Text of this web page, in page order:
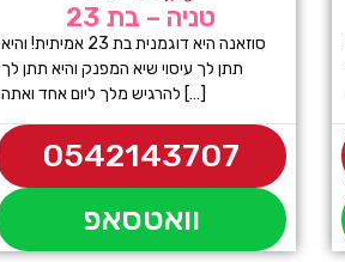
טניה – בת 23
סוזאנה היא דוגמנית בת 23 אמיתית! והיא
תתן לך עיסוי שיא המפנק והיא תתן לך
להרגיש מלך ליום אחד ואתה […]
0542143707
וואטסאפ